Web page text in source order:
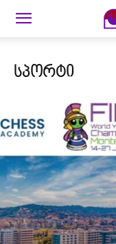
ᲡᲞᲝᲠᲢᲘ